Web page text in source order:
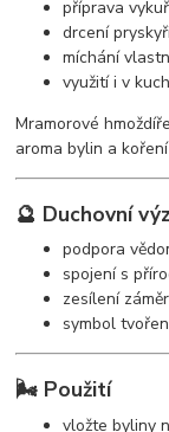
příprava
drcení
míchání
využití i v
Mramorové
aroma bylin a
🔮 Duchovní
podpora
spojení s
zesílení
symbol
🌬️ Použití
vložte byliny